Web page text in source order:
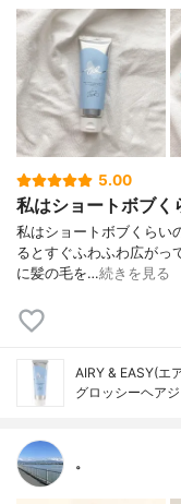
5.00
私はショートボブく
私はショートボブくらい
るとすぐふわふわ広がっ
に髪の毛を…続きを見る
AIRY & EASY(エ
グロッシーヘア
。